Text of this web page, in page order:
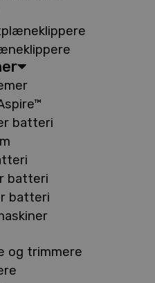
batteri
batteri
batteri
og trimmere